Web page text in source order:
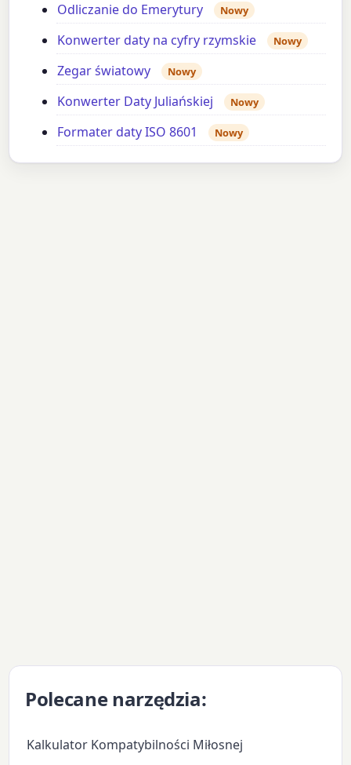
Odliczanie do Emerytury Nowy
Konwerter daty na cyfry rzymskie Nowy
Zegar światowy Nowy
Konwerter Daty Juliańskiej Nowy
Formater daty ISO 8601 Nowy
Polecane narzędzia:
Kalkulator Kompatybilności Miłosnej